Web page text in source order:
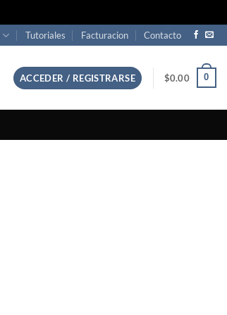
Tutoriales Facturacion Contacto
ACCEDER / REGISTRARSE $0.00 0